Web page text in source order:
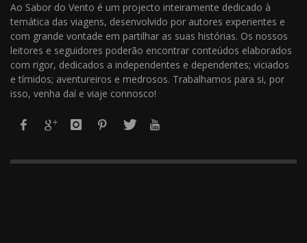
Ao Sabor do Vento é um projecto inteiramente dedicado à
temática das viagens, desenvolvido por autores experientes e
com grande vontade em partilhar as suas histórias. Os nossos
leitores e seguidores poderão encontrar conteúdos elaborados
com rigor, dedicados a independentes e dependentes; viciados
e tímidos; aventureiros e medrosos. Trabalhamos para si, por
isso, venha daí e viaje connosco!